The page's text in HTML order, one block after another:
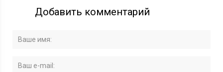
Добавить комментарий